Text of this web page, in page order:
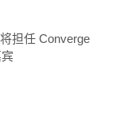
担任 Converge